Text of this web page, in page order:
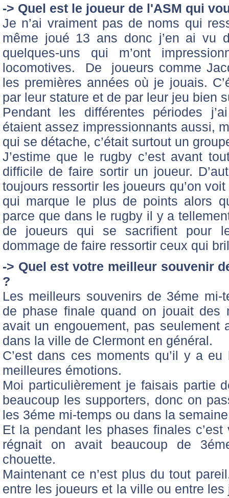
-> Quel est le joueur de l'ASM qui
Je n’ai vraiment pas de noms qui
même joué 13 ans donc j’en ai vu
quelques-uns qui m’ont
locomotives. De joueurs comme
les premières années où je jouais.
par leur stature et de par leur jeu bien
Pendant les différentes périodes
étaient assez impressionnants aussi,
qui se détache, c’était surtout un
J’estime que le rugby c’est avant
difficile de faire sortir un joueur.
toujours ressortir les joueurs qu’on
qui marque le plus de points alors
parce que dans le rugby il y a
de joueurs qui se sacrifient pour
dommage de faire ressortir ceux qui
-> Quel est votre meilleur souvenir
?
Les meilleurs souvenirs de 3éme
de phase finale quand on jouait des
avait un engouement, pas seulement
dans la ville de Clermont en général.
C’est dans ces moments qu’il y a
meilleures émotions.
Moi particulièrement je faisais partie
beaucoup les supporters, donc on
les 3éme mi-temps ou dans la
Et la pendant les phases finales
régnait on avait beaucoup de
chouette.
Maintenant ce n’est plus du tout
entre les joueurs et la ville ou entre les